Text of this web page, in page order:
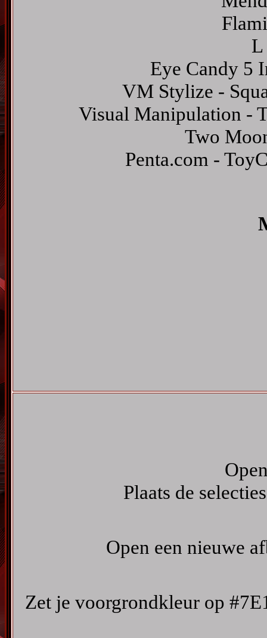
L
Eye Candy 5
VM Stylize -
Visual Manipulation -
Two
Penta.com -
Plaats de
Open een nieuwe
Zet je voorgrondkleur op